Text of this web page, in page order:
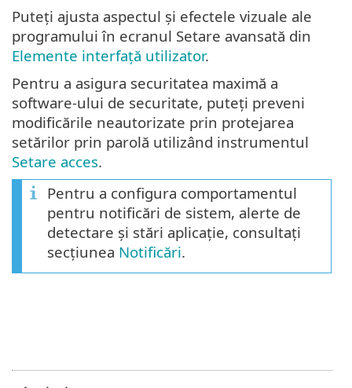
Puteți ajusta aspectul și efectele vizuale ale
programului în ecranul Setare avansată din
Elemente interfață utilizator.
Pentru a asigura securitatea maximă a
software-ului de securitate, puteți preveni
modificările neautorizate prin protejarea
setărilor prin parolă utilizând instrumentul
Setare acces.
Pentru a configura comportamentul
pentru notificări de sistem, alerte de
detectare și stări aplicație, consultați
secțiunea Notificări.